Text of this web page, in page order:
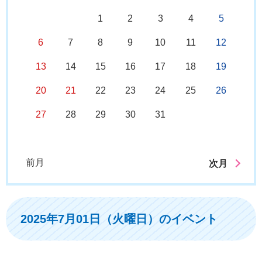
1 2 3 4 5
6 7 8 9 10 11 12
13 14 15 16 17 18 19
20 21 22 23 24 25 26
27 28 29 30 31
前月 次月
2025年7月01日（火曜日）のイベント